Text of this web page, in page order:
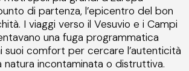
di partenza, l’epicentro del bon
I viaggi verso il Vesuvio e i Campi
una fuga programmatica
suoi comfort per cercare l’autenticità
natura incontaminata o distruttiva.